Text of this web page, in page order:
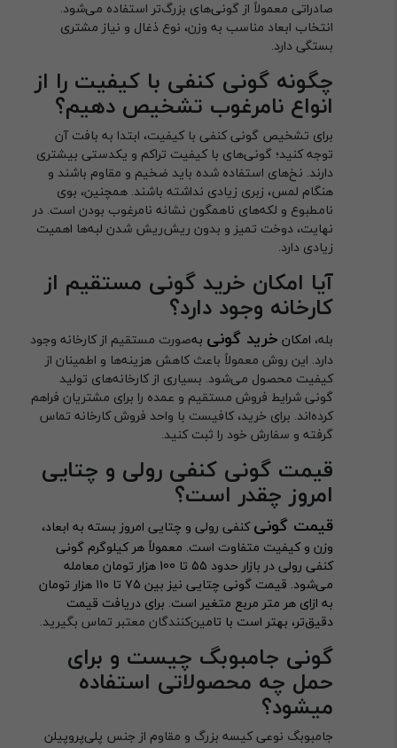
صادراتی معمولاً از گونی‌های بزرگ‌تر استفاده می‌شود.
انتخاب ابعاد مناسب به وزن، نوع ذغال و نیاز مشتری
بستگی دارد.
چگونه گونی کنفی با کیفیت را از
انواع نامرغوب تشخیص دهیم؟
برای تشخیص گونی کنفی با کیفیت، ابتدا به بافت آن
توجه کنید؛ گونی‌های با کیفیت تراکم و یکدستی بیشتری
دارند. نخ‌های استفاده شده باید ضخیم و مقاوم باشند و
هنگام لمس، زبری زیادی نداشته باشند. همچنین، بوی
نامطبوع و لکه‌های ناهمگون نشانه نامرغوب بودن است. در
نهایت، دوخت تمیز و بدون ریش‌ریش شدن لبه‌ها اهمیت
زیادی دارد.
آیا امکان خرید گونی مستقیم از
کارخانه وجود دارد؟
بله، امکان خرید گونی به‌صورت مستقیم از کارخانه وجود
دارد. این روش معمولاً باعث کاهش هزینه‌ها و اطمینان از
کیفیت محصول می‌شود. بسیاری از کارخانه‌های تولید
گونی شرایط فروش مستقیم و عمده را برای مشتریان فراهم
کرده‌اند. برای خرید، کافیست با واحد فروش کارخانه تماس
گرفته و سفارش خود را ثبت کنید.
قیمت گونی کنفی رولی و چتایی
امروز چقدر است؟
قیمت گونیکنفی رولی و چتایی امروز بسته به ابعاد،
وزن و کیفیت متفاوت است. معمولاً هر کیلوگرم گونی
کنفی رولی در بازار حدود ۵۵ تا 100 هزار تومان معامله
می‌شود. قیمت گونی چتایی نیز بین ۷۵ تا ۱۱۰ هزار تومان
به ازای هر متر مربع متغیر است. برای دریافت قیمت
دقیق‌تر، بهتر است با تامین‌کنندگان معتبر تماس بگیرید.
گونی جامبوبگ چیست و برای
حمل چه محصولاتی استفاده
میشود؟
جامبوبگ نوعی کیسه بزرگ و مقاوم از جنس پلی‌پروپیلن